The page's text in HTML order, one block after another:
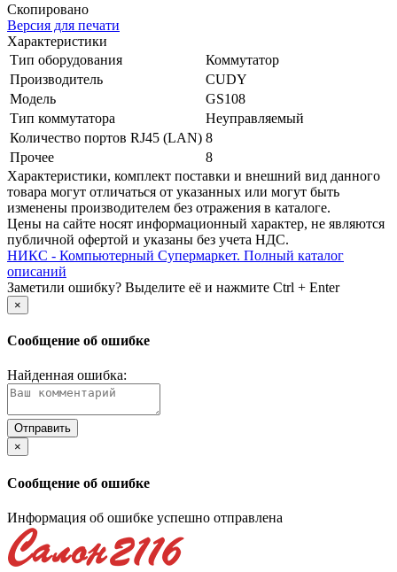
Скопировано
Версия для печати
Характеристики
Тип оборудования
Коммутатор
Производитель
CUDY
Модель
GS108
Тип коммутатора
Неуправляемый
Количество портов RJ45 (LAN) 8
Прочее
8
Xарактеристики, комплект поставки и внешний вид данного
товара могут отличаться от указанных или могут быть
изменены производителем без отражения в каталоге.
Цены на сайте носят информационный характер, не являются
публичной офертой и указаны без учета НДС.
НИКС - Компьютерный Cупермаркет. Полный каталог
описаний
Заметили ошибку? Выделите её и нажмите Ctrl + Enter
×
Сообщение об ошибке
Найденная ошибка:
×
Сообщение об ошибке
Информация об ошибке успешно отправлена